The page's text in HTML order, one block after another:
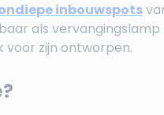
inbouwspots
als vervangingslamp
zijn ontworpen.